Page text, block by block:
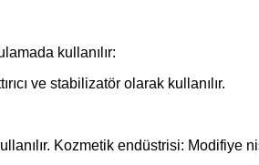
kullanılır:
ve stabilizatör olarak kullanılır.
Kozmetik endüstrisi: Modifiye